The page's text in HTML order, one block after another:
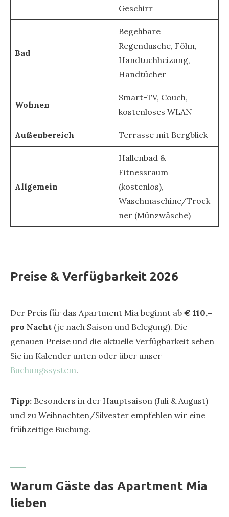
Geschirr
Bad
Begehbare
Regendusche, Föhn,
Handtuchheizung,
Handtücher
Wohnen
Smart-TV, Couch,
kostenloses WLAN
Außenbereich Terrasse mit Bergblick
Allgemein
Hallenbad &
Fitnessraum
(kostenlos),
Waschmaschine/Trock
ner (Münzwäsche)
Preise & Verfügbarkeit 2026
Der Preis für das Apartment Mia beginnt ab € 110,–
pro Nacht (je nach Saison und Belegung). Die
genauen Preise und die aktuelle Verfügbarkeit sehen
Sie im Kalender unten oder über unser
Buchungssystem.
Tipp: Besonders in der Hauptsaison (Juli & August)
und zu Weihnachten/Silvester empfehlen wir eine
frühzeitige Buchung.
Warum Gäste das Apartment Mia
lieben